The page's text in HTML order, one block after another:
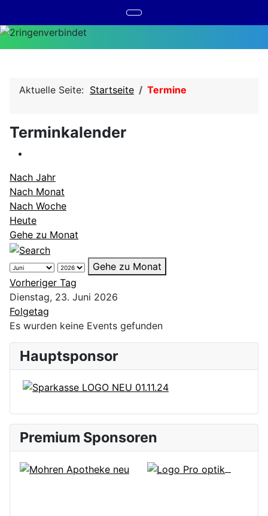
Aktuelle Seite: Startseite Termine
Terminkalender
Nach Jahr
Nach Monat
Nach Woche
Heute
Gehe zu Monat
Gehe zu Monat
Vorheriger Tag
Dienstag, 23. Juni 2026
Folgetag
Es wurden keine Events gefunden
Hauptsponsor
Premium Sponsoren